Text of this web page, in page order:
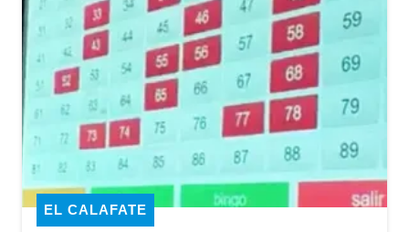
EL CALAFATE